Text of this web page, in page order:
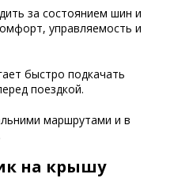
за состоянием шин и
управляемость и
быстро подкачать
поездкой.
маршрутами и в
на крышу